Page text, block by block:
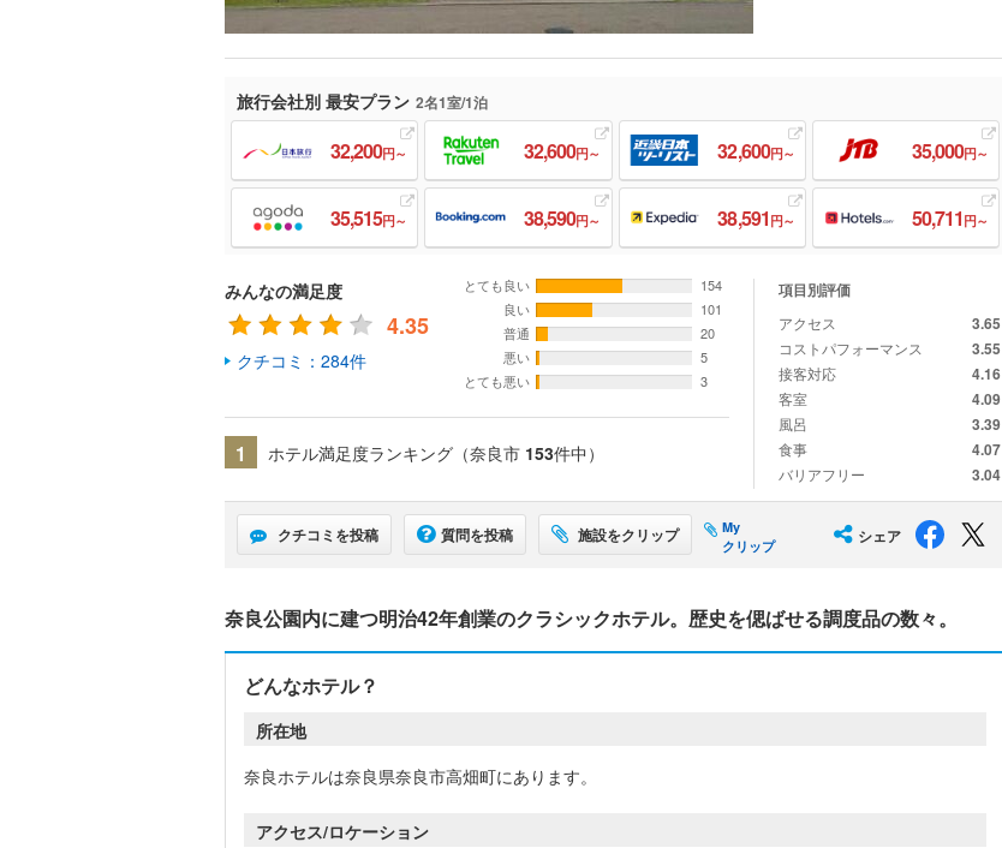
旅行会社別 最安プラン 2名1室/1泊
32,200円～ 32,600円～ 32,600円～ 35,000円～
35,515円～ 38,590円～ 38,591 円～ 50,711 円～
みんなの満足度
4.35
クチコミ：284件
とても良い
154
良い
101
普通
20
悪い
5
とても悪い
3
1 ホテル満足度ランキング（奈良市 153件中）
項目別評価
アクセス 3.65
コストパフォーマンス 3.55
接客対応 4.16
客室 4.09
風呂 3.39
食事 4.07
バリアフリー 3.04
クチコミを投稿 質問を投稿 施設をクリップ
My
クリップ
シェア
奈良公園内に建つ明治42年創業のクラシックホテル。歴史を偲ばせる調度品の数々。
どんなホテル？
所在地
奈良ホテルは奈良県奈良市高畑町にあります。
アクセス/ロケーション